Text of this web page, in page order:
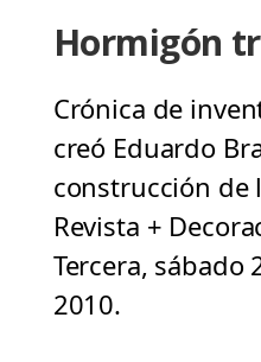
Hormigón
Crónica de
creó Eduardo
construcción de
Revista +
Tercera, sábado
2010.